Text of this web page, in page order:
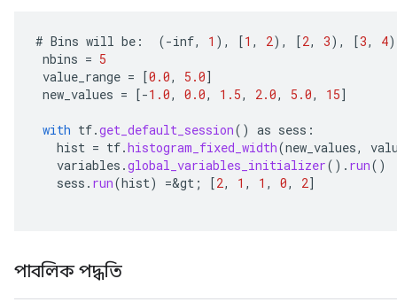
# Bins will be : (-inf, 1 ), [1 , 2), [2, 3), [3, 4
nbins = 5
value_range = [0.0, 5.0]
new_values = [-1.0, 0.0, 1.5, 2.0, 5.0, 15]
with tf.get_default_session() as sess :
hist = tf.histogram_fixed_width(new_values,
variables .global_variables_initializer(). run()
sess . run(hist) =&gt ; [2, 1 , 1 , 0, 2]
পাবলিক পদ্ধতি